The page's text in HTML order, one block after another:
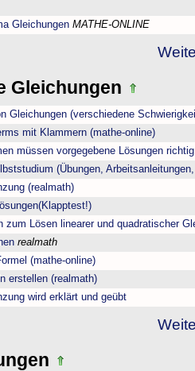
Gleichungen MATHE-ONLINE
Gleichungen
Gleichungen (verschiedene
mit Klammern (mathe-online)
müssen vorgegebene Lösungen
(Übungen,
(realmath)
zum Lösen linearer und quadratischer
realmath
(mathe-online)
erstellen (realmath)
wird erklärt und geübt